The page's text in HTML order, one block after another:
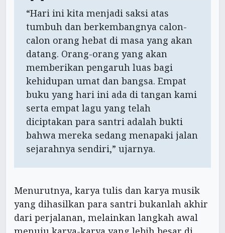
“Hari ini kita menjadi saksi atas
tumbuh dan berkembangnya calon-
calon orang hebat di masa yang akan
datang. Orang-orang yang akan
memberikan pengaruh luas bagi
kehidupan umat dan bangsa. Empat
buku yang hari ini ada di tangan kami
serta empat lagu yang telah
diciptakan para santri adalah bukti
bahwa mereka sedang menapaki jalan
sejarahnya sendiri,” ujarnya.
Menurutnya, karya tulis dan karya musik
yang dihasilkan para santri bukanlah akhir
dari perjalanan, melainkan langkah awal